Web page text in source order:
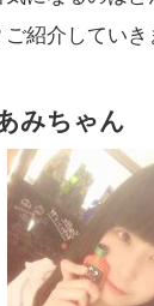
紹介していき
みちゃん